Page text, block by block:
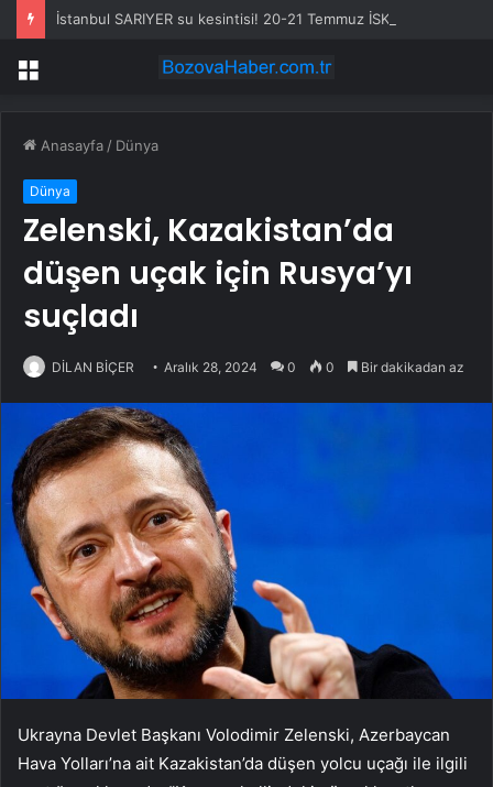
Menü
Anasayfa / Dünya
Dünya
Zelenski, Kazakistan’da
düşen uçak için Rusya’yı
suçladı
DİLAN BİÇER Aralık 28, 2024 0 0 Bir dakikadan az
Ukrayna Devlet Başkanı Volodimir Zelenski, Azerbaycan
Hava Yolları’na ait Kazakistan’da düşen yolcu uçağı ile ilgili